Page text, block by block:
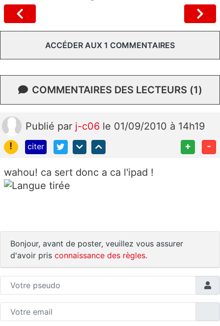
ACCÉDER AUX 1 COMMENTAIRES
COMMENTAIRES DES LECTEURS (1)
Publié par j-c06 le 01/09/2010 à 14h19
!
citer + -
wahou! ca sert donc a ca l'ipad !
Bonjour, avant de poster, veuillez vous assurer
d'avoir pris connaissance des règles.